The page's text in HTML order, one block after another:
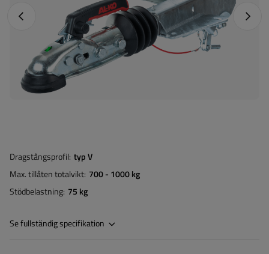
Föregående foto Nästa
Dragstångsprofil typ V
Max. tillåten totalvikt 700 - 1000 kg
Stödbelastning 75 kg
Se fullständig specifikation